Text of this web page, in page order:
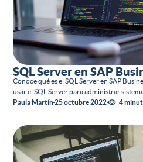
SQL Server en SAP
Conoce qué es el SQL Server en SAP
usar el SQL Server para administrar
Paula Martín25 octubre 2022 4